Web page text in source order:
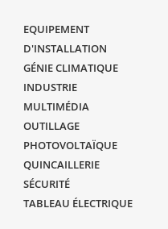
EQUIPEMENT
D'INSTALLATION
GÉNIE CLIMATIQUE
INDUSTRIE
MULTIMÉDIA
OUTILLAGE
PHOTOVOLTAÏQUE
QUINCAILLERIE
SÉCURITÉ
TABLEAU ÉLECTRIQUE